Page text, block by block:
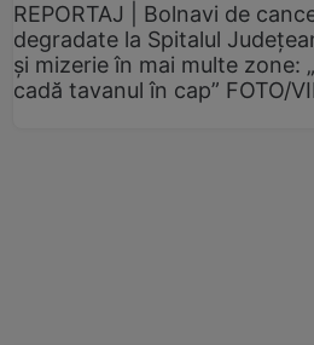
REPORTAJ | Bolnavi de
degradate la Spitalul
și mizerie în mai multe zone:
cadă tavanul în cap” FOTO/